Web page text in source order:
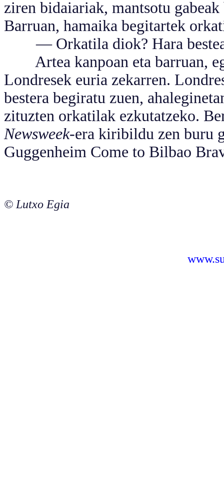
ziren bidaiariak, mantsotu
Barruan, hamaika begitartek
— Orkatila diok? Hara
Artea kanpoan eta barruan,
Londresek euria zekarren.
bestera begiratu zuen,
zituzten orkatilak ezkutatzeko.
Newsweek-era kiribildu zen buru
Guggenheim Come to Bilbao
© Lutxo Egia